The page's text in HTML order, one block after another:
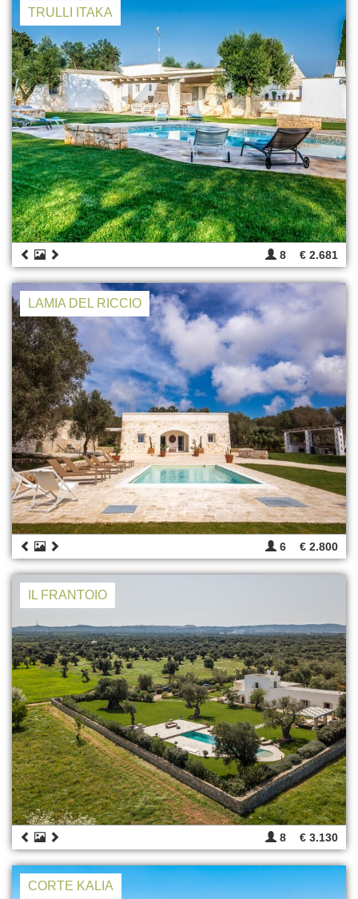
TRULLI ITAKA
8 € 2.681
LAMIA DEL RICCIO
6 € 2.800
IL FRANTOIO
8 € 3.130
CORTE KALIA